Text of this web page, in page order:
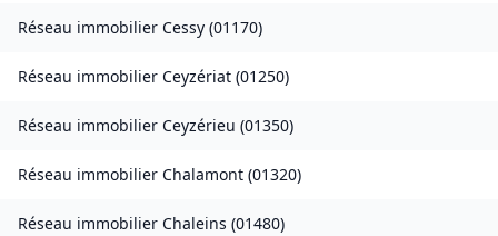
Réseau immobilier Cessy (01170)
Réseau immobilier Ceyzériat (01250)
Réseau immobilier Ceyzérieu (01350)
Réseau immobilier Chalamont (01320)
Réseau immobilier Chaleins (01480)